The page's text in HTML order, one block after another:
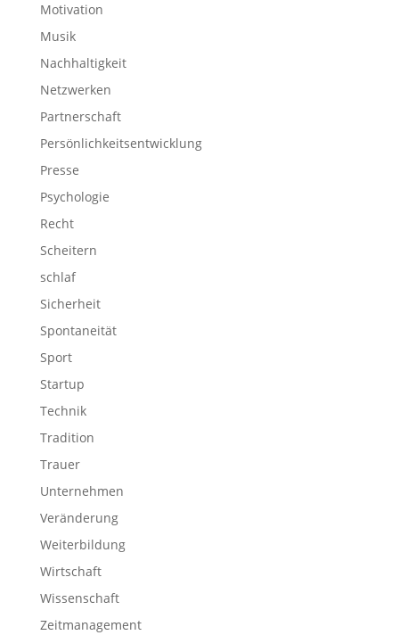
Motivation
Musik
Nachhaltigkeit
Netzwerken
Partnerschaft
Persönlichkeitsentwicklung
Presse
Psychologie
Recht
Scheitern
schlaf
Sicherheit
Spontaneität
Sport
Startup
Technik
Tradition
Trauer
Unternehmen
Veränderung
Weiterbildung
Wirtschaft
Wissenschaft
Zeitmanagement